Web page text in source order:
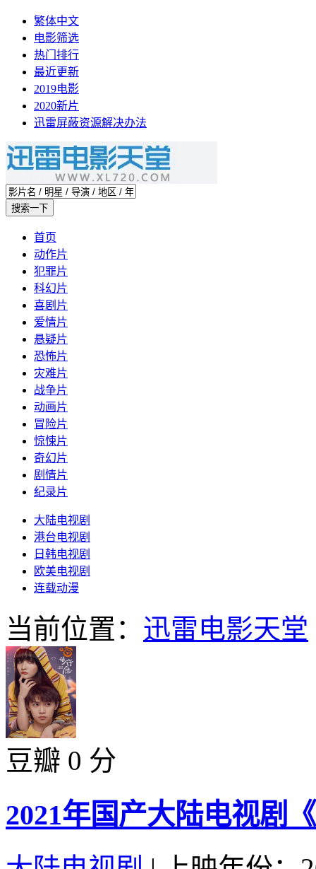
繁体中文
电影筛选
热门排行
最近更新
2019电影
2020新片
迅雷屏蔽资源解决办法
首页
动作片
犯罪片
科幻片
喜剧片
爱情片
悬疑片
恐怖片
灾难片
战争片
动画片
冒险片
惊悚片
奇幻片
剧情片
纪录片
大陆电视剧
港台电视剧
日韩电视剧
欧美电视剧
连载动漫
当前位置： 迅雷电影天堂
豆瓣 0 分
2021年国产大陆电视剧